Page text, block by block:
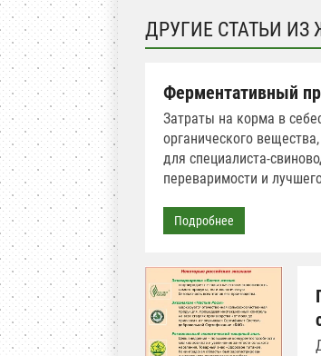
ДРУГИЕ СТАТЬИ ИЗ
Ферментативный
Затраты на корма в
органического
для специалиста-
переваримости и
Подробнее